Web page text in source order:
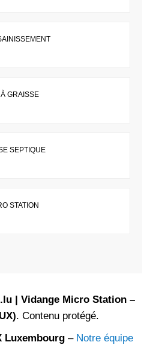
GRAISSE
SEPTIQUE
STATION
| Vidange Micro Station –
. Contenu protégé.
Luxembourg– Notre équipe